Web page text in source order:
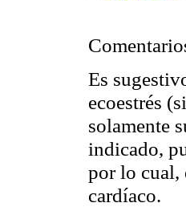
Es
ecoestrés
solamente
indicado,
por lo cual,
cardíaco.